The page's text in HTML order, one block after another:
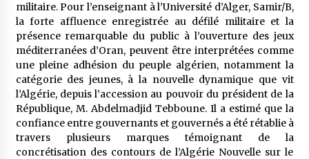
militaire. Pour l’enseignant à l’Université d’Alger, Samir/B,
la forte affluence enregistrée au défilé militaire et la
présence remarquable du public à l’ouverture des jeux
méditerranées d’Oran, peuvent être interprétées comme
une pleine adhésion du peuple algérien, notamment la
catégorie des jeunes, à la nouvelle dynamique que vit
l’Algérie, depuis l’accession au pouvoir du président de la
République, M. Abdelmadjid Tebboune. Il a estimé que la
confiance entre gouvernants et gouvernés a été rétablie à
travers plusieurs marques témoignant de la
concrétisation des contours de l’Algérie Nouvelle sur le